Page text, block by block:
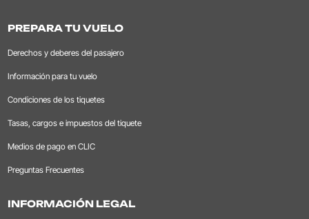
PREPARA TU VUELO
Derechos y deberes del pasajero
Información para tu vuelo
Condiciones de los tiquetes
Tasas, cargos e impuestos del tiquete
Medios de pago en CLIC
Preguntas Frecuentes
INFORMACIÓN LEGAL